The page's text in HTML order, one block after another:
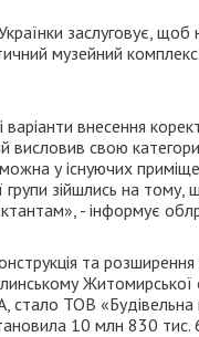
заслуговує,
музейний
внесення
висловив свою
у існуючих
групи зійшлись на
- інформує
та
Житомирської
стало ТОВ
10 млн 830